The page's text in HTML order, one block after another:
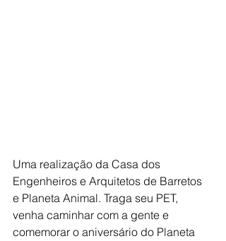
Uma realização da Casa dos
Engenheiros e Arquitetos de Barretos
e Planeta Animal. Traga seu PET,
venha caminhar com a gente e
comemorar o aniversário do Planeta